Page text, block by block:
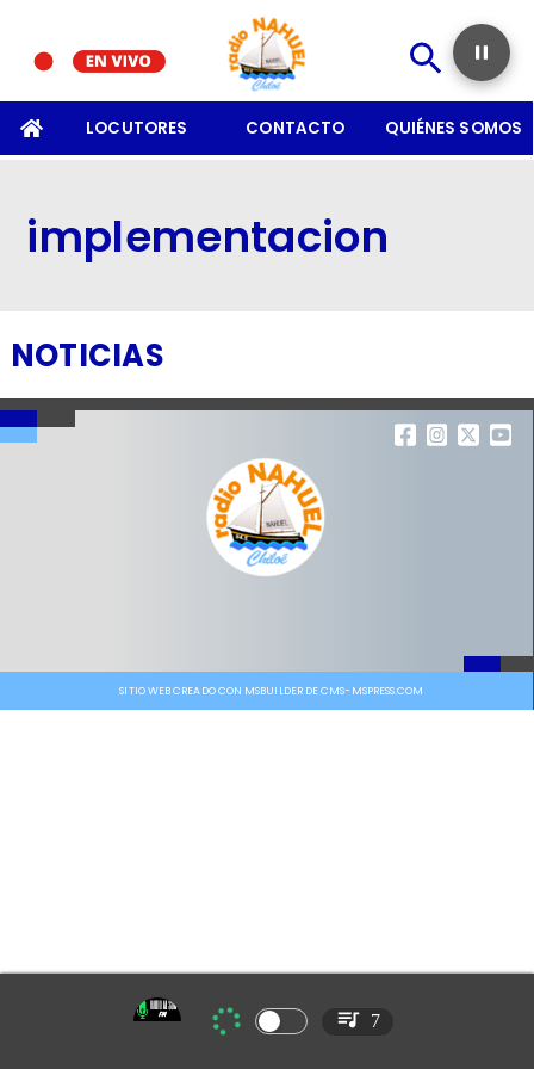
LOCUTORES CONTACTO QUIÉNES SOMOS
implementacion
NOTICIAS
SITIO WEB CREADO CON MSBUILDER DE CMS-MSPRESS.COM
7